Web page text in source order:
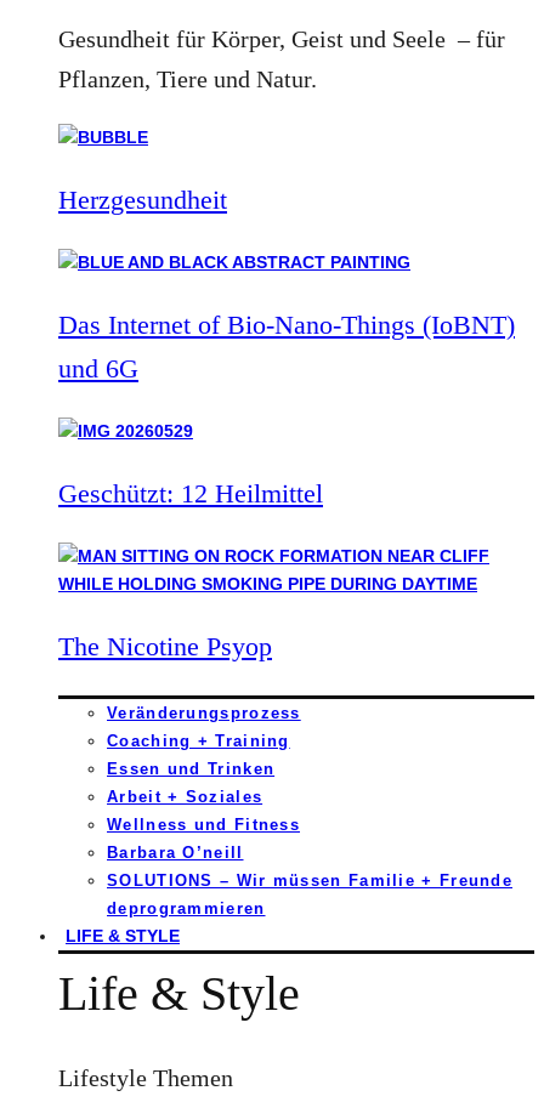
Gesundheit für Körper, Geist und Seele – für
Pflanzen, Tiere und Natur.
Herzgesundheit
Das Internet of Bio-Nano-Things (IoBNT)
und 6G
Geschützt: 12 Heilmittel
The Nicotine Psyop
Veränderungsprozess
Coaching + Training
Essen und Trinken
Arbeit + Soziales
Wellness und Fitness
Barbara O’neill
SOLUTIONS – Wir müssen Familie + Freunde
deprogrammieren
LIFE & STYLE
Life & Style
Lifestyle Themen